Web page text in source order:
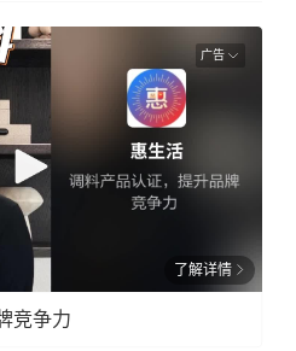
广告
了解详情
竞争力